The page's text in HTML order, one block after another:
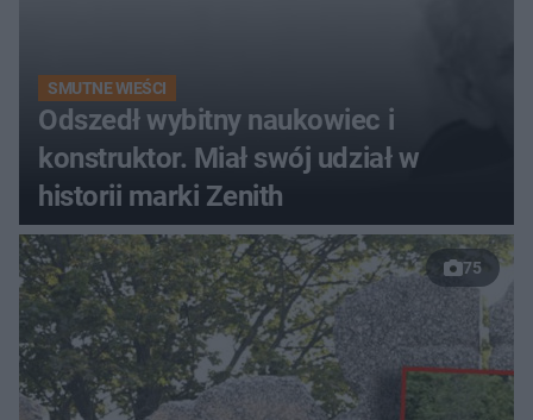
SMUTNE WIEŚCI
Odszedł wybitny naukowiec i
konstruktor. Miał swój udział w
historii marki Zenith
75